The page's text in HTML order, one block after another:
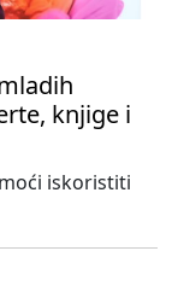
knjige i
iskoristiti